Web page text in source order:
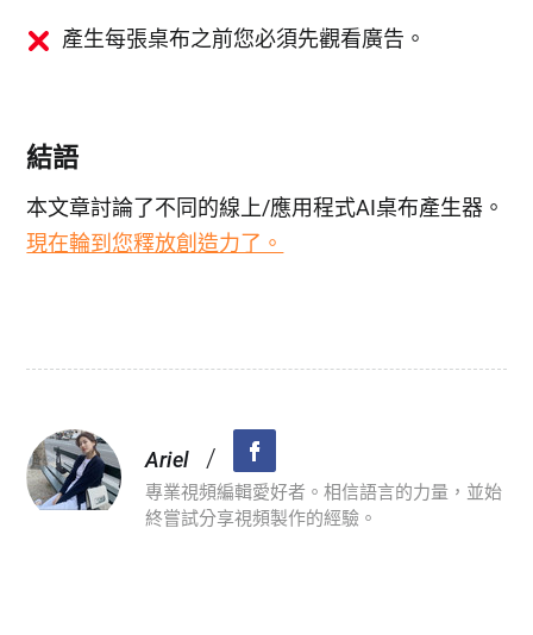
產生每張桌布之前您必須先觀看廣告。
結語
本文章討論了不同的線上/應用程式AI桌布產生器。
現在輪到您釋放創造力了。
Ariel /
專業視頻編輯愛好者。相信語言的力量，並始
終嘗試分享視頻製作的經驗。